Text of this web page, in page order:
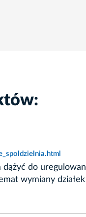
dążyć do
wymiany